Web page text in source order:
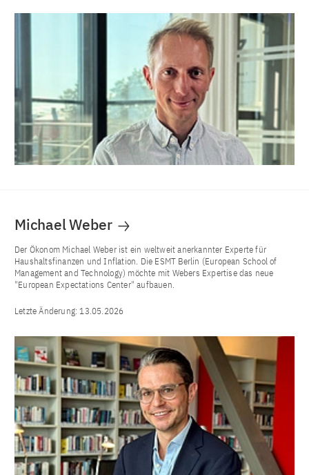
Michael Weber
Der Ökonom Michael Weber ist ein weltweit anerkannter Experte für
Haushaltsfinanzen und Inflation. Die ESMT Berlin (European School of
Management and Technology) möchte mit Webers Expertise das neue
"European Expectations Center" aufbauen.
Letzte Änderung:13.05.2026